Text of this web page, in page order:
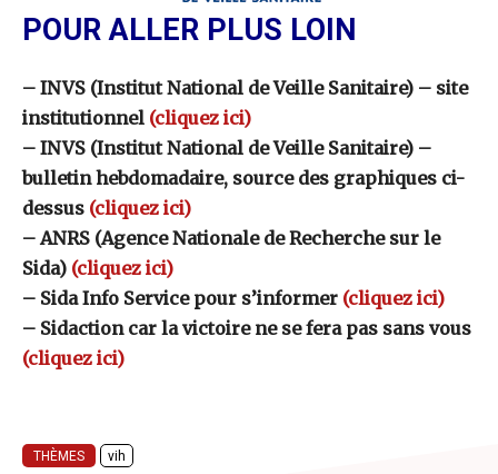
POUR ALLER PLUS LOIN
– INVS (Institut National de Veille Sanitaire) – site
institutionnel (cliquez ici)
– INVS (Institut National de Veille Sanitaire) –
bulletin hebdomadaire, source des graphiques ci-
dessus (cliquez ici)
– ANRS (Agence Nationale de Recherche sur le
Sida) (cliquez ici)
– Sida Info Service pour s’informer (cliquez ici)
– Sidaction car la victoire ne se fera pas sans vous
(cliquez ici)
THÈMES vih